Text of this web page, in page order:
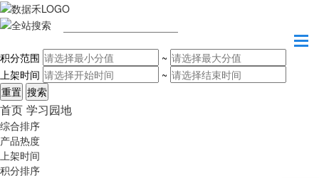
积分范围
~
上架时间
~
首页 学习园地
综合排序
产品热度
上架时间
积分排序